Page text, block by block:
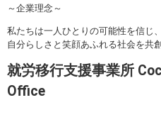
～企業理念～
私たちは一人ひとりの可能性を信じ、
自分らしさと笑顔あふれる社会を共
就労移行支援事業所
Office